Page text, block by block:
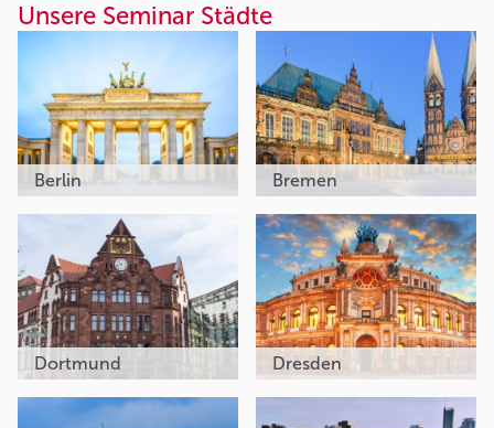
Unsere Seminar Städte
Berlin Bremen
Dortmund Dresden